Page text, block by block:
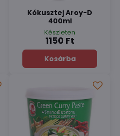
Kókusztej Aroy-D
400ml
Készleten
1150 Ft
Kosárba